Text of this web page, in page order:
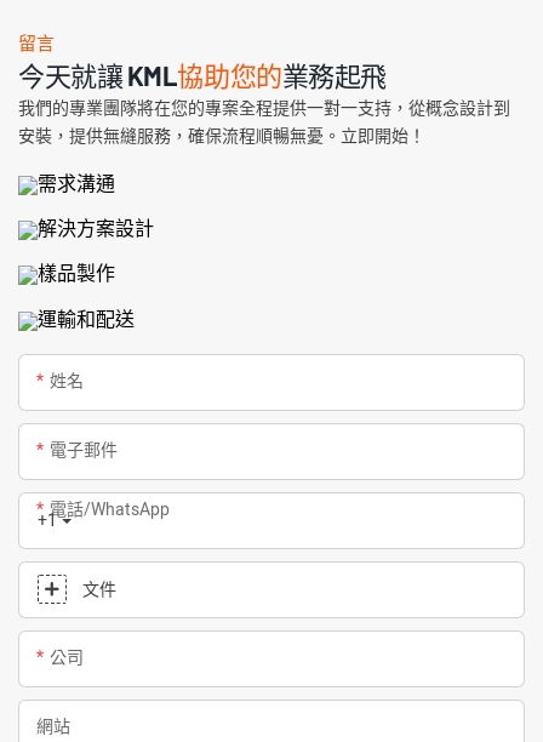
留言
今天就讓 KML協助您的業務起飛
我們的專業團隊將在您的專案全程提供一對一支持，從概念設計到
安裝，提供無縫服務，確保流程順暢無憂。立即開始！
需求溝通
解決方案設計
樣品製作
運輸和配送
姓名
電子郵件
+1電話/WhatsApp
文件
公司
網站